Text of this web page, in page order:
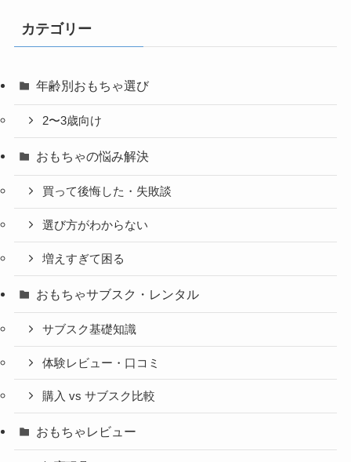
カテゴリー
年齢別おもちゃ選び
2〜3歳向け
おもちゃの悩み解決
買って後悔した・失敗談
選び方がわからない
増えすぎて困る
おもちゃサブスク・レンタル
サブスク基礎知識
体験レビュー・口コミ
購入 vs サブスク比較
おもちゃレビュー